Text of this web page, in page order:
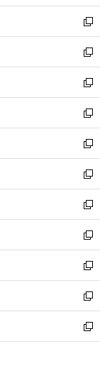
ウ
で
開
く
ン
ド
ウ
で
開
く
新
し
い
ウ
ィ
ン
ド
ウ
で
開
く
新
し
い
ウ
ィ
ン
ド
ウ
で
開
く
新
し
い
ウ
ィ
ン
ド
ウ
で
開
く
新
し
い
ウ
ィ
ン
ド
ウ
で
開
く
新
し
い
ウ
ィ
ン
ド
ウ
で
開
く
新
し
い
ウ
ィ
ン
ド
ウ
で
開
く
新
し
い
ウ
ィ
ン
ド
ウ
で
開
新
し
い
ウ
ィ
ン
ド
ウ
新
し
い
ウ
ィ
ン
新
し
い
ウ
新
し